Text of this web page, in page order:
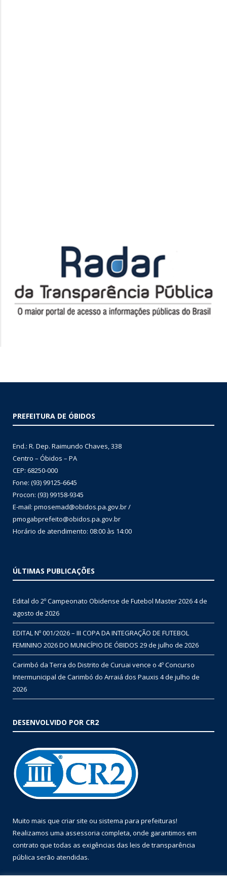
PREFEITURA DE ÓBIDOS
End.: R. Dep. Raimundo Chaves, 338
Centro – Óbidos – PA
CEP: 68250-000
Fone: (93) 99125-6645
Procon: (93) 99158-9345
E-mail: pmosemad@obidos.pa.gov.br /
pmogabprefeito@obidos.pa.gov.br
Horário de atendimento: 08:00 às 14:00
ÚLTIMAS PUBLICAÇÕES
Edital do 2º Campeonato Obidense de Futebol Master 20264 de
agosto de 2026
EDITAL Nº 001/2026 – III COPA DA INTEGRAÇÃO DE FUTEBOL
FEMININO 2026 DO MUNICÍPIO DE ÓBIDOS 29 de julho de 2026
Carimbó da Terra do Distrito de Curuai vence o 4º Concurso
Intermunicipal de Carimbó do Arraiá dos Pauxis 4 de julho de
2026
DESENVOLVIDO POR CR2
Muito mais que criar site ou sistema para prefeituras!
Realizamos uma assessoria completa, onde garantimos em
contrato que todas as exigências das leis de transparência
pública serão atendidas.